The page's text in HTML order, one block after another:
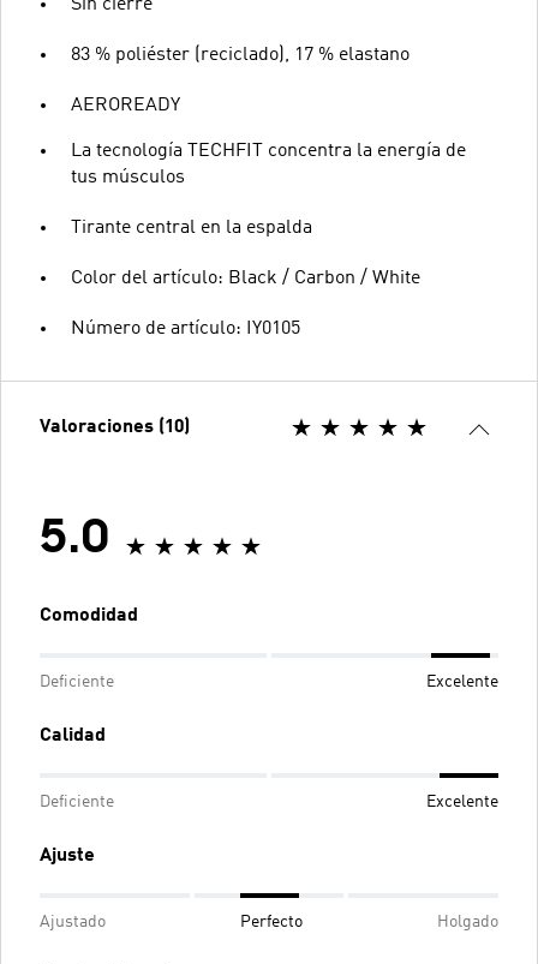
Sin cierre
83 % poliéster (reciclado), 17 % elastano
AEROREADY
La tecnología TECHFIT concentra la energía de
tus músculos
Tirante central en la espalda
Color del artículo: Black / Carbon / White
Número de artículo: IY0105
Valoraciones (10)
5.0
Comodidad
Deficiente Excelente
Calidad
Deficiente Excelente
Ajuste
Ajustado Perfecto Holgado